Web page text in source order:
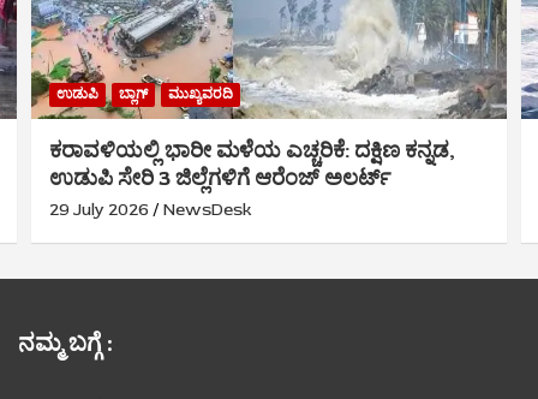
ಉಡುಪಿ ಬ್ಲಾಗ್ ಮುಖ್ಯವರದಿ
ಕರಾವಳಿಯಲ್ಲಿ ಭಾರೀ ಮಳೆಯ ಎಚ್ಚರಿಕೆ: ದಕ್ಷಿಣ ಕನ್ನಡ,
ಉಡುಪಿ ಸೇರಿ 3 ಜಿಲ್ಲೆಗಳಿಗೆ ಆರೆಂಜ್ ಅಲರ್ಟ್
29 July 2026 NewsDesk
ನಮ್ಮ ಬಗ್ಗೆ :